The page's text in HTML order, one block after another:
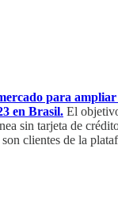
para
en Brasil. El
sin tarjeta de
clientes de la